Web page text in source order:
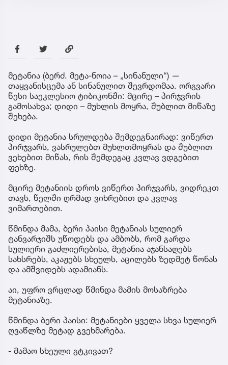
მეტანია (ბერძ. მეტა-ნოია – „სინანული“) —
თაყვანისცემა ან სინანულით შევრდომაა. ორგვარი
წესი საეკლესიო ტიბიკონში: მცირე – პირჯვრის
გამოსახვა; დიდი – მუხლის მოყრა, შუბლით მიწაზე
შეხება.
დიდი მეტანია სრულდება შემდეგნაირად: ვიწერთ
პირჯვარს, ვასრულებთ მუხლთმოყრას და შუბლით
ვეხებით მიწას, რის შემდეგაც კვლავ ვდგებით
ფეხზე.
მცირე მეტანიის დროს ვიწერთ პირჯვარს, ვიდრეკთ
თავს, წელში ღრმად ვიხრებით და კვლავ
ვიმართებით.
წმინდა მამა, ბერი პაისი მეტანიას სულიერ
ტანვარჯიშს უწოდებს და ამბობს, რომ გარდა
სულიერი გაძლიერებისა, მეტანია აჯანსაღებს
სახსრებს, აკაჟებს სხეულს, აცილებს ზედმეტ წონას
და ამშვიდებს ადამიანს.
აი, უფრო ვრცლად წმინდა მამის მოსაზრება
მეტანიაზე.
წმინდა ბერი პაისი: მეტანიები ყველა სხვა სულიერ
ღვაწლზე მეტად გვეხმარება.
- მამაო სხეული გტკივათ?